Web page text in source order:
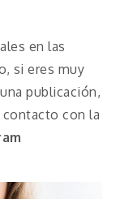
en las
si eres muy
publicación,
con la